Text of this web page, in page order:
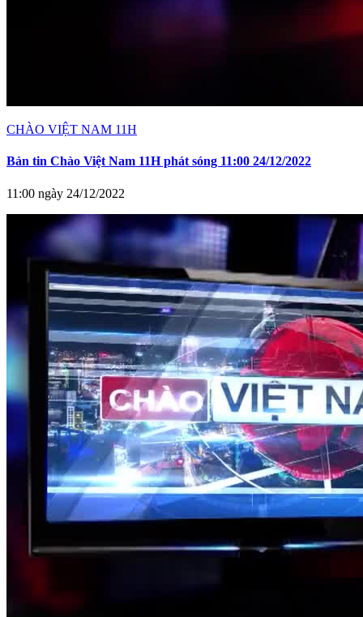
CHÀO VIỆT NAM 11H
Bản tin Chào Việt Nam 11H phát sóng 11:00 24/12/2022
11:00 ngày 24/12/2022